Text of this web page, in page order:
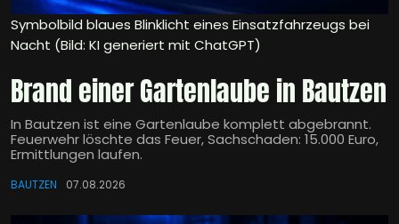
Symbolbild blaues Blinklicht eines Einsatzfahrzeugs bei
Nacht (Bild: KI generiert mit ChatGPT)
Brand einer Gartenlaube in Bautzen
In Bautzen ist eine Gartenlaube komplett abgebrannt.
Feuerwehr löschte das Feuer, Sachschaden: 15.000 Euro,
Ermittlungen laufen.
BAUTZEN 07.08.2026